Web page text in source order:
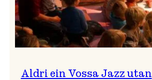
Aldri ein Vossa Jazz utan